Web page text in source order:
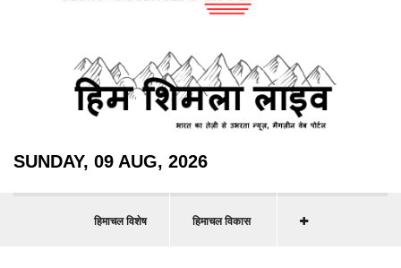
SUNDAY, 09 AUG, 2026
हिमाचल विशेष हिमाचल विकास